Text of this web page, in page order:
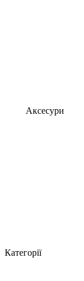
Аксесури
Категорії